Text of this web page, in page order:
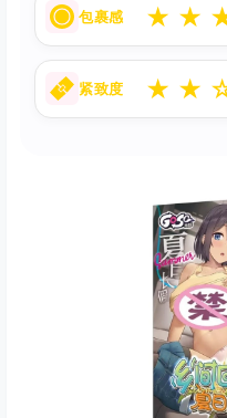
包裹感 ★ ★
紧致度 ★ ★